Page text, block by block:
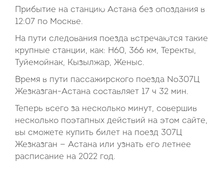
Прибытие на станцию Астана без опоздания в
12:07 по Москве.
На пути следования поезда встречаются такие
крупные станции, как: Н60, 366 км, Теректы,
Туйемойнак, Кызылжар, Женыс.
Время в пути пассажирского поезда №307Ц
Жезказган-Астана составляет 17 ч 32 мин.
Теперь всего за несколько минут, совершив
несколько поэтапных действий на этом сайте,
вы сможете купить билет на поезд 307Ц
Жезказган — Астана или узнать его летнее
расписание на 2022 год.